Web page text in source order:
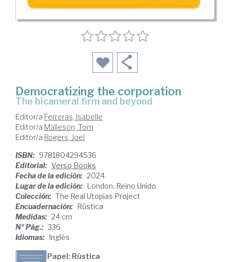
Democratizing the corporation
the bicameral firm and beyond
Editor/a Ferreras, Isabelle
Editor/a Malleson, Tom
Editor/a Rogers, Joel
ISBN: 9781804294536
Editorial: Verso Books
Fecha de la edición: 2024
Lugar de la edición: London. Reino Unido
Colección: The Real Utopias Project
Encuadernación: Rústica
Medidas: 24 cm
Nº Pág.: 336
Idiomas: Inglés
Papel: Rústica